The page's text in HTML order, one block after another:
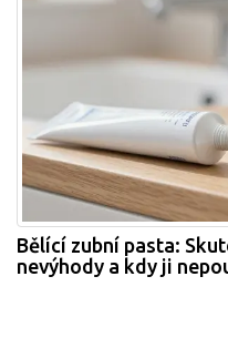
Bělící zubní pasta:
nevýhody a kdy ji